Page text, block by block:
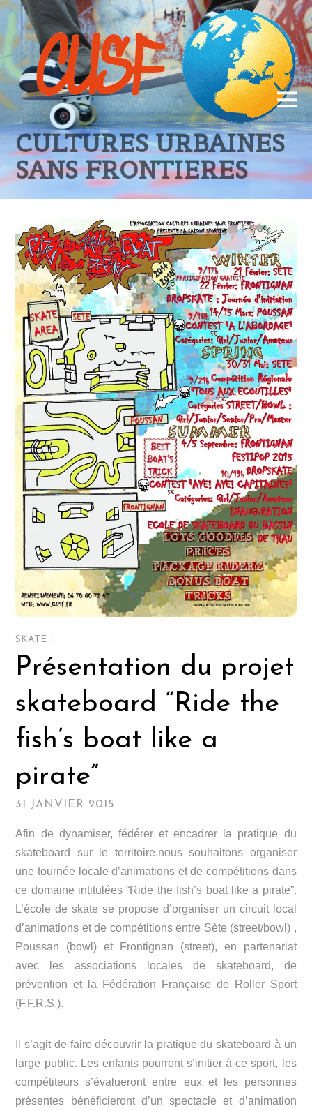
CULTURES URBAINES
SANS FRONTIERES
SKATE
Présentation du projet
skateboard “Ride the
fish’s boat like a
pirate”
31 JANVIER 2015
Afin de dynamiser, fédérer et encadrer la pratique du
skateboard sur le territoire,nous souhaitons organiser
une tournée locale d’animations et de compétitions dans
ce domaine intitulées “Ride the fish’s boat like a pirate”.
L’école de skate se propose d’organiser un circuit local
d’animations et de compétitions entre Sète (street/bowl) ,
Poussan (bowl) et Frontignan (street), en partenariat
avec les associations locales de skateboard, de
prévention et la Fédération Française de Roller Sport
(F.F.R.S.).
Il s’agit de faire découvrir la pratique du skateboard à un
large public. Les enfants pourront s’initier à ce sport, les
compétiteurs s’évalueront entre eux et les personnes
présentes bénéficieront d’un spectacle et d’animation